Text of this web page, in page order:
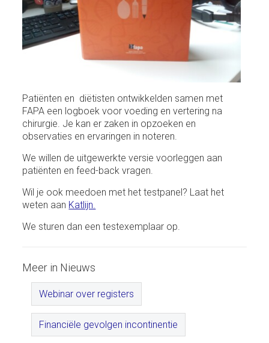
Patiënten en diëtisten ontwikkelden samen met
FAPA een logboek voor voeding en vertering na
chirurgie. Je kan er zaken in opzoeken en
observaties en ervaringen in noteren.
We willen de uitgewerkte versie voorleggen aan
patiënten en feed-back vragen.
Wil je ook meedoen met het testpanel? Laat het
weten aan Katlijn.
We sturen dan een testexemplaar op.
Meer in Nieuws
Webinar over registers
Financiële gevolgen incontinentie